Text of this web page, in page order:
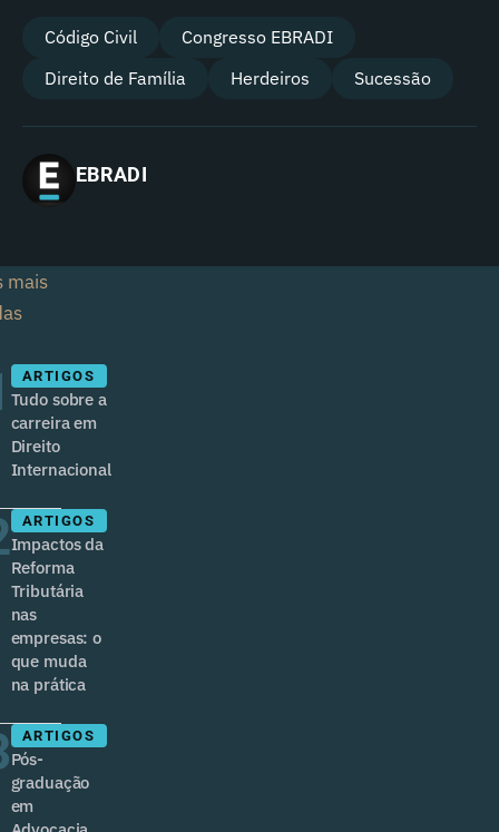
Código Civil
Congresso EBRADI
Direito de Família
Herdeiros Sucessão
EBRADI
mais
ARTIGOS
Tudo sobre a
carreira em
Direito
Internacional
ARTIGOS
Impactos da
Reforma
Tributária
nas
empresas: o
que muda
na prática
ARTIGOS
Pós-
graduação
em